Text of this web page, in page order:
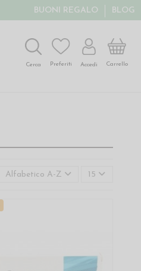
BUONI REGALO BLOG
Cerca Preferiti Accedi Carrello
Alfabetico A-Z 15